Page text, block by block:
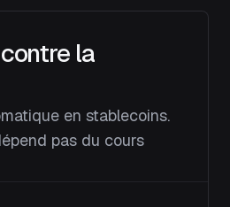
la
en stablecoins.
pas du cours